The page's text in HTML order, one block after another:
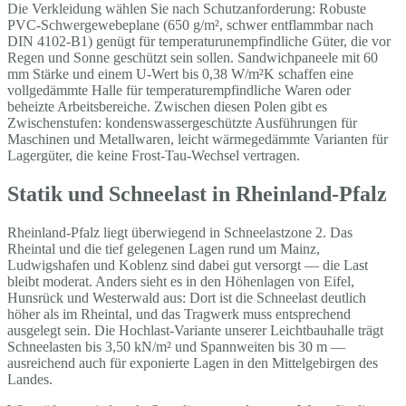
Die Verkleidung wählen Sie nach Schutzanforderung: Robuste
PVC-Schwergewebeplane (650 g/m², schwer entflammbar nach
DIN 4102-B1) genügt für temperaturunempfindliche Güter, die vor
Regen und Sonne geschützt sein sollen. Sandwichpaneele mit 60
mm Stärke und einem U-Wert bis 0,38 W/m²K schaffen eine
vollgedämmte Halle für temperaturempfindliche Waren oder
beheizte Arbeitsbereiche. Zwischen diesen Polen gibt es
Zwischenstufen: kondenswassergeschützte Ausführungen für
Maschinen und Metallwaren, leicht wärmegedämmte Varianten für
Lagergüter, die keine Frost-Tau-Wechsel vertragen.
Statik und Schneelast in Rheinland-Pfalz
Rheinland-Pfalz liegt überwiegend in Schneelastzone 2. Das
Rheintal und die tief gelegenen Lagen rund um Mainz,
Ludwigshafen und Koblenz sind dabei gut versorgt — die Last
bleibt moderat. Anders sieht es in den Höhenlagen von Eifel,
Hunsrück und Westerwald aus: Dort ist die Schneelast deutlich
höher als im Rheintal, und das Tragwerk muss entsprechend
ausgelegt sein. Die Hochlast-Variante unserer Leichtbauhalle trägt
Schneelasten bis 3,50 kN/m² und Spannweiten bis 30 m —
ausreichend auch für exponierte Lagen in den Mittelgebirgen des
Landes.